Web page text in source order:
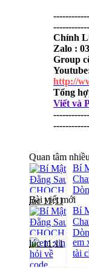
Chính
Zalo :
Group
http://
Tổng
Viết và
Quan tâm nhiều
Bí
lúc 11:11
Bài viết mới
Bí
lúc 11:11
em
tài